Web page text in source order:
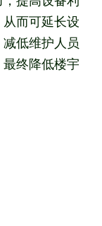
而可延长设
低维护人员
终降低楼宇